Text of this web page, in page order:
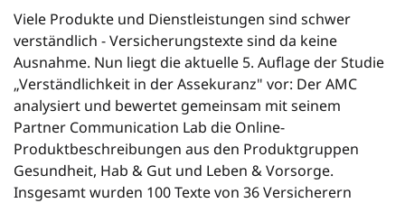
Viele Produkte und Dienstleistungen sind schwer
verständlich - Versicherungstexte sind da keine
Ausnahme. Nun liegt die aktuelle 5. Auflage der Studie
„Verständlichkeit in der Assekuranz" vor: Der AMC
analysiert und bewertet gemeinsam mit seinem
Partner Communication Lab die Online-
Produktbeschreibungen aus den Produktgruppen
Gesundheit, Hab & Gut und Leben & Vorsorge.
Insgesamt wurden 100 Texte von 36 Versicherern